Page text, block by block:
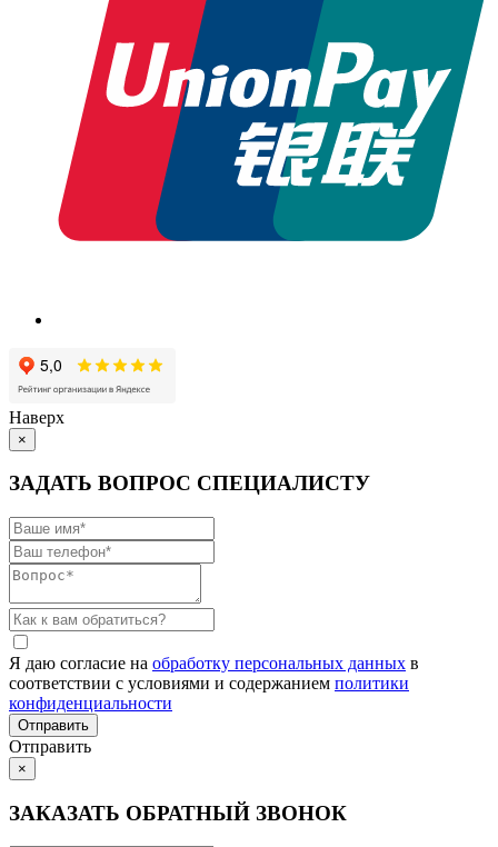
Наверх
×
ЗАДАТЬ ВОПРОС СПЕЦИАЛИСТУ
Я даю согласие на обработку персональных данных в
соответствии с условиями и содержанием политики
конфиденциальности
Отправить
×
ЗАКАЗАТЬ ОБРАТНЫЙ ЗВОНОК